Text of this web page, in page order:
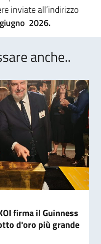
inviate all’indirizzo
2026.
anche..
firma il Guinness
d'oro più grande